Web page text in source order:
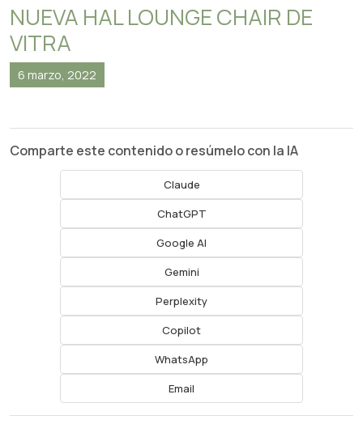
NUEVA HAL LOUNGE CHAIR DE
VITRA
6 marzo, 2022
Comparte este contenido o resúmelo con la IA
Claude
ChatGPT
Google AI
Gemini
Perplexity
Copilot
WhatsApp
Email